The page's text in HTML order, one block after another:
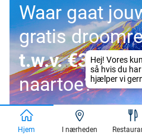
Waar gaat
gratis
t.w.v. €3.000
naartoe?
Doe mee!
Hjem I nærheden